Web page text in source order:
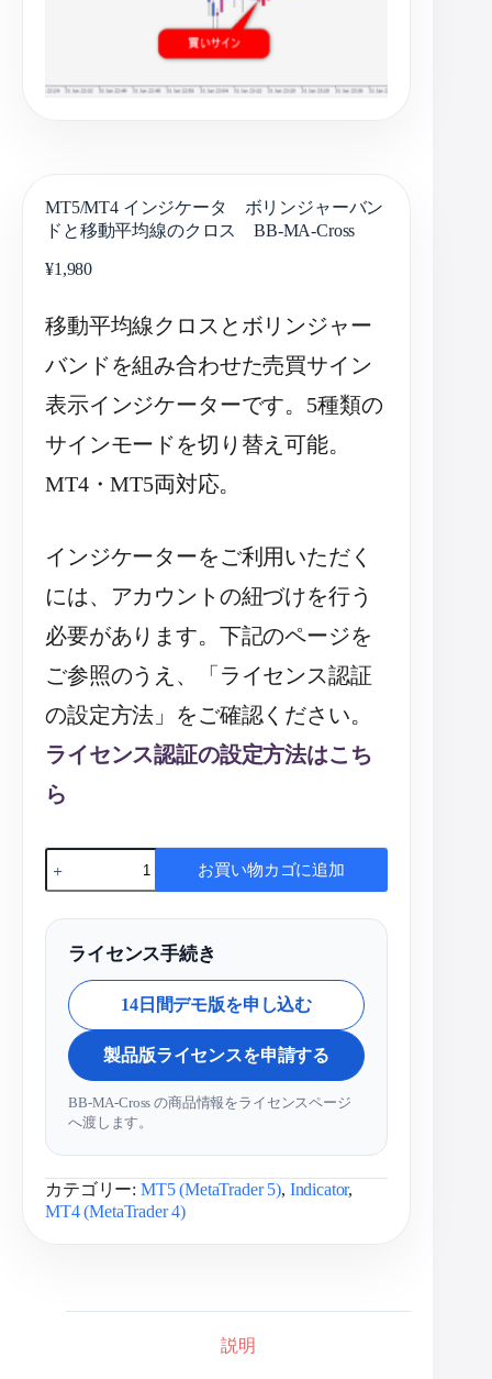
MT5/MT4 インジケータ ボリンジャーバン
ドと移動平均線のクロス BB-MA-Cross
¥1,980
移動平均線クロスとボリンジャー
バンドを組み合わせた売買サイン
表示インジケーターです。5種類の
サインモードを切り替え可能。
MT4・MT5両対応。
インジケーターをご利用いただく
には、アカウントの紐づけを行う
必要があります。下記のページを
ご参照のうえ、「ライセンス認証
の設定方法」をご確認ください。
ライセンス認証の設定方法はこち
ら
お買い物カゴに追加
ライセンス手続き
14日間デモ版を申し込む
製品版ライセンスを申請する
BB-MA-Cross の商品情報をライセンスページ
へ渡します。
カテゴリー: MT5 (MetaTrader 5), Indicator,
MT4 (MetaTrader 4)
説明